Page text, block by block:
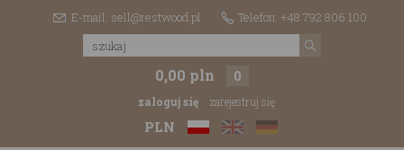
E-mail: sell@restwood.pl Telefon: +48 792 806 100
0,00 pln 0
zaloguj się zarejestruj się
PLN